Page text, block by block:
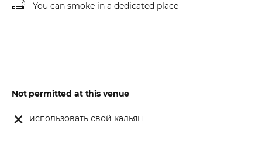
You can smoke in a dedicated place
Not permitted at this venue
использовать свой кальян